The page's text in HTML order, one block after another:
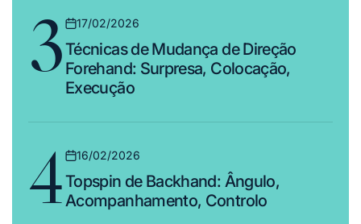
3 Posted
on
17/02/2026
Técnicas de Mudança de Direção
Forehand: Surpresa, Colocação,
Execução
4 Posted
on
16/02/2026
Topspin de Backhand: Ângulo,
Acompanhamento, Controlo